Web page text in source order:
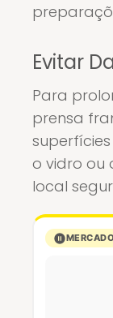
Evitar
Para
prensa
o vidro ou
local